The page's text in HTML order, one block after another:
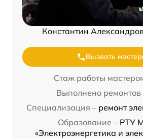
Константин
Вызвать
Стаж работы
Выполнено ремонтов
Специализация – ремонт
Образование – РТУ
«Электроэнергетика и